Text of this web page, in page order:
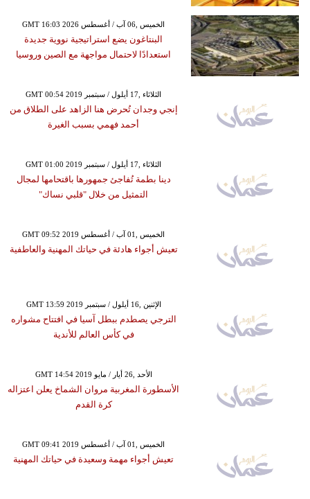
GMT 16:03 2026 الخميس ,06 آب / أغسطس
البنتاغون يضع استراتيجية نووية جديدة
استعدادًا لاحتمال مواجهة مع الصين وروسيا
GMT 00:54 2019 الثلاثاء ,17 أيلول / سبتمبر
إنجي وجدان تُحرض هنا الزاهد على الطلاق من
أحمد فهمي بسبب الغيرة
GMT 01:00 2019 الثلاثاء ,17 أيلول / سبتمبر
دينا بطمة تُفاجئ جمهورها باقتحامها لمجال
التمثيل من خلال "قلبي نساك"
GMT 09:52 2019 الخميس ,01 آب / أغسطس
تعيش أجواء هادئة في حياتك المهنية والعاطفية
GMT 13:59 2019 الإثنين ,16 أيلول / سبتمبر
الترجي يصطدم ببطل آسيا في افتتاح مشواره
في كأس العالم للأندية
GMT 14:54 2019 الأحد ,26 أيار / مايو
الأسطورة المغربية مروان الشماخ يعلن اعتزاله
كرة القدم
GMT 09:41 2019 الخميس ,01 آب / أغسطس
تعيش أجواء مهمة وسعيدة في حياتك المهنية